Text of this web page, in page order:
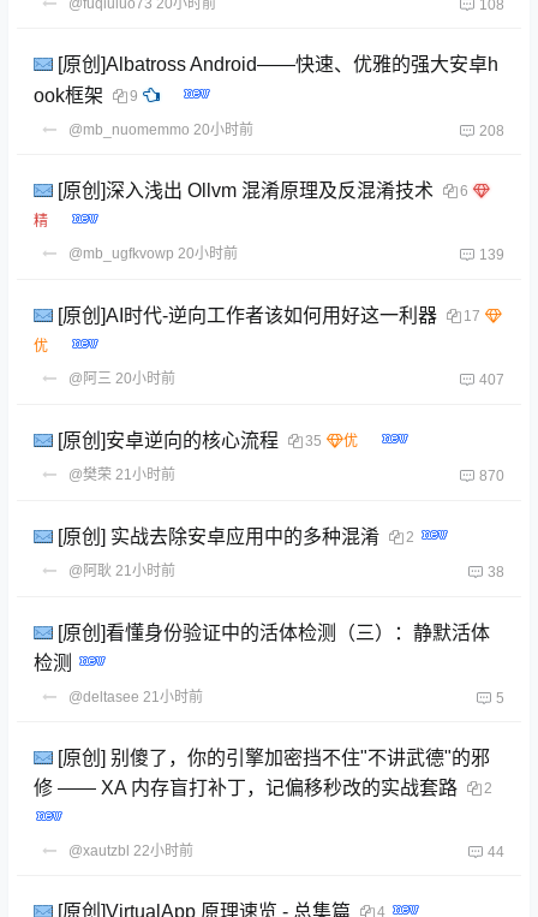
@fuqiuluo73 20小时前 108
[原创]Albatross Android——快速、优雅的强大安卓h
ook框架
9
@mb_nuomemmo 20小时前 208
[原创]深入浅出 Ollvm 混淆原理及反混淆技术 6
@mb_ugfkvowp 20小时前 139
[原创]AI时代-逆向工作者该如何用好这一利器 17
@阿三 20小时前 407
[原创]安卓逆向的核心流程
35
@樊荣 21小时前 870
[原创] 实战去除安卓应用中的多种混淆
2
@阿耿 21小时前 38
[原创]看懂身份验证中的活体检测（三）：静默活体
检测
@deltasee 21小时前 5
[原创] 别傻了，你的引擎加密挡不住"不讲武德"的邪
修 —— XA 内存盲打补丁，记偏移秒改的实战套路
2
@xautzbl 22小时前 44
[原创]VirtualApp 原理速览 - 总集篇
4